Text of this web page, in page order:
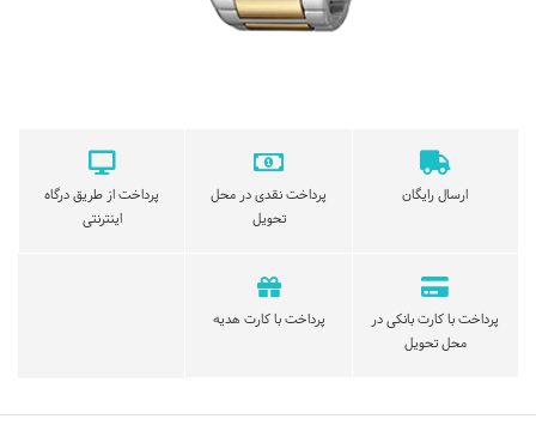
ارسال رایگان
پرداخت نقدی در محل
تحویل
پرداخت از طریق درگاه
اینترنتی
پرداخت با کارت بانکی در
محل تحویل
پرداخت با کارت هدیه